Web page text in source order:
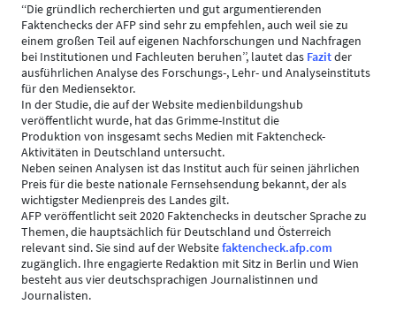
‘‘Die gründlich recherchierten und gut argumentierenden
Faktenchecks der AFP sind sehr zu empfehlen, auch weil sie zu
einem großen Teil auf eigenen Nachforschungen und Nachfragen
bei Institutionen und Fachleuten beruhen’’, lautet das Fazitder
ausführlichen Analyse des Forschungs-, Lehr- und Analyseinstituts
für den Mediensektor.
In der Studie, die auf der Website medienbildungshub
veröffentlicht wurde, hat das Grimme-Institut die
Produktion von insgesamt sechs Medien mit Faktencheck-
Aktivitäten in Deutschland untersucht.
Neben seinen Analysen ist das Institut auch für seinen jährlichen
Preis für die beste nationale Fernsehsendung bekannt, der als
wichtigster Medienpreis des Landes gilt.
AFP veröffentlicht seit 2020 Faktenchecks in deutscher Sprache zu
Themen, die hauptsächlich für Deutschland und Österreich
relevant sind. Sie sind auf der Websitefaktencheck.afp.com
zugänglich. Ihre engagierte Redaktion mit Sitz in Berlin und Wien
besteht aus vier deutschsprachigen Journalistinnen und
Journalisten.